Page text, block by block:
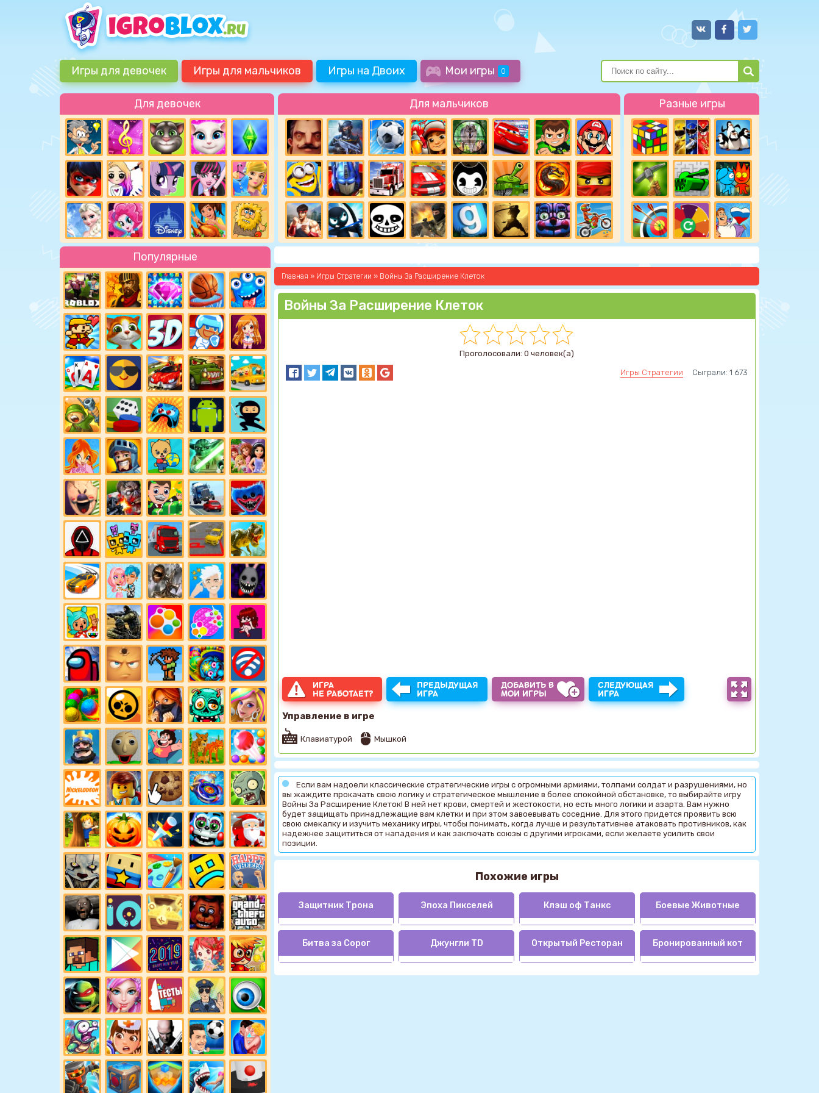
Игры для девочек Игры для мальчиков Игры на Двоих Мои игры 0
Для девочек Для мальчиков Разные игры
Популярные
Главная » Игры Стратегии » Bойны За Расширение Клеток
Bойны За Расширение Клеток
Проголосовали: 0 человек(а)
Игры Стратегии Сыграли: 1 673
ИГРА
НЕ РАБОТАЕТ?
ПРЕДЫДУЩАЯ
ИГРА
ДОБАВИТЬ В
МОИ ИГРЫ
СЛЕДУЮЩАЯ
ИГРА
Управление в игре
Клавиатурой Мышкой
Если вам надоели классические стратегические игры с огромными армиями, толпами солдат и разрушениями, но
вы жаждите прокачать свою логику и стратегическое мышление в более спокойной обстановке, то выбирайте игру
Bойны За Расширение Клеток! В ней нет крови, смертей и жестокости, но есть много логики и азарта. Вам нужно
будет защищать принадлежащие вам клетки и при этом завоевывать соседние. Для этого придется проявить всю
свою смекалку и изучить механику игры, чтобы понимать, когда лучше и результативнее атаковать противников, как
надежнее защититься от нападения и как заключать союзы с другими игроками, если желаете усилить свои
позиции.
Похожие игры
Защитник Трона Эпоха Пикселей Клэш оф Танкс Боевые Животные
Битва за Сорог Джунгли TD Открытый Ресторан Бронированный кот